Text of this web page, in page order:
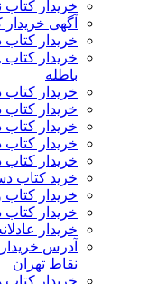
خریدار
آگهی
خریدار
خریدار
باطله
خریدار
خریدار
خریدار
خریدار
خریدار
خرید کتاب
خریدار
خریدار کتاب
خریدار
آدرس
نقاط تهران